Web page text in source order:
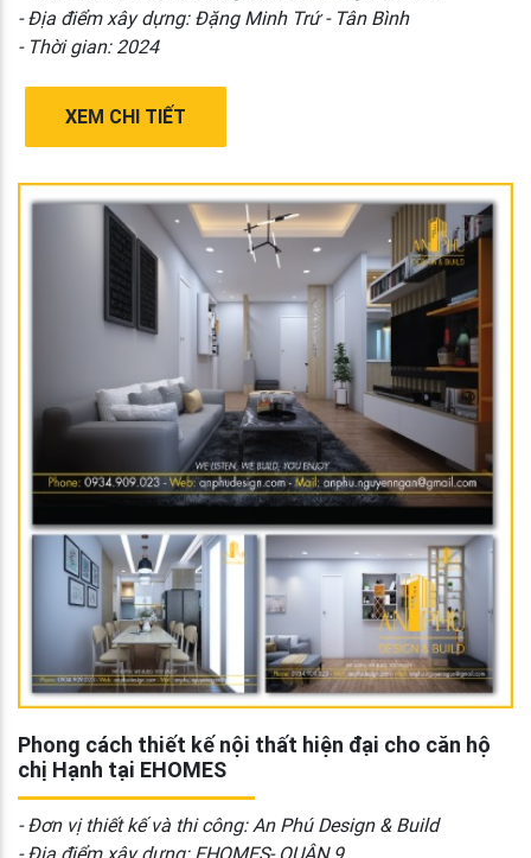
- Địa điểm xây dựng: Đặng Minh Trứ - Tân Bình
- Thời gian: 2024
XEM CHI TIẾT
Phong cách thiết kế nội thất hiện đại cho căn hộ
chị Hạnh tại EHOMES
- Đơn vị thiết kế và thi công: An Phú Design & Build
- Địa điểm xây dựng: EHOMES- QUẬN 9